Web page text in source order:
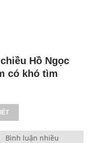
Hồ Ngọc
có khó tìm
Bình luận nhiều